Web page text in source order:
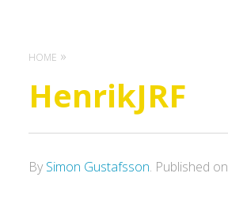
HOME
HenrikJRF
By Simon Gustafsson. Published on